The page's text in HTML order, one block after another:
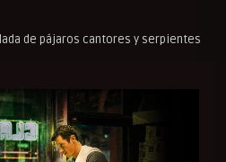
de pájaros cantores y serpientes